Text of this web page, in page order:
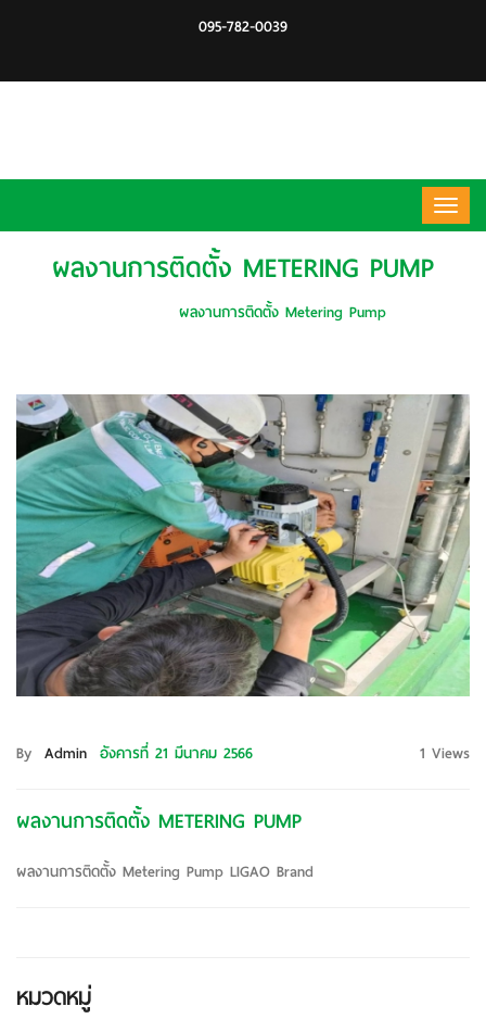
095-782-0039
ผลงานการติดตั้ง METERING PUMP
ผลงานการติดตั้ง Metering Pump
By Admin อังคารที่ 21 มีนาคม 2566 1 Views
ผลงานการติดตั้ง METERING PUMP
ผลงานการติดตั้ง Metering Pump LIGAO Brand
หมวดหมู่